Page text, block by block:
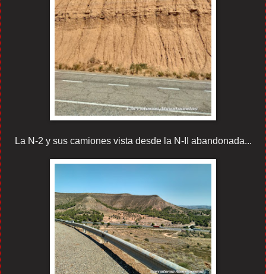
La N-2 y sus camiones vista desde la N-II abandonada...